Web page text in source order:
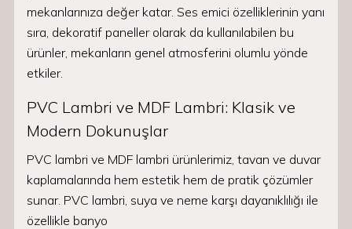
mekanlarınıza değer katar. Ses emici özelliklerinin yanı
sıra, dekoratif paneller olarak da kullanılabilen bu
ürünler, mekanların genel atmosferini olumlu yönde
etkiler.
PVC Lambri ve MDF Lambri: Klasik ve
Modern Dokunuşlar
PVC lambri ve MDF lambri ürünlerimiz, tavan ve duvar
kaplamalarında hem estetik hem de pratik çözümler
sunar. PVC lambri, suya ve neme karşı dayanıklılığı ile
özellikle banyo